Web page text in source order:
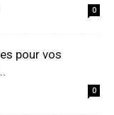
0
pour vos
0